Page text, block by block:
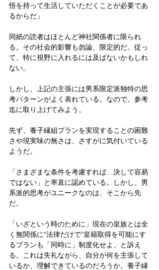
悟を持って生活していただくことが必要であ
るからだ」
同紙の読者はほとんど神社関係者に限られ
る。その社会的影響も勿論、限定的だ。従っ
て、特に視野に入れるには及ばないかもしれ
ない。
しかし、上記の主張には男系限定派独特の思
考パターンがよく表れている。なので、参考
迄に取り上げてみよう。
先ず、養子縁組プランを実現することの困難
さや現実味の無さは、さすがに気付いている
ようだ。
「さまざまな条件を考慮すれば…決して容易
ではない」と率直に認めている。しかし、男
系派的思考がユニークなのは、そこから先
だ。
「いざという時のために」現在の皇族とは全
く無関係に“法律だけで”皇籍取得を可能にす
るプランも「同時に」制度化せよ、と訴え
る。これは失礼ながら、自分が何を主張して
いるか、理解できているのだろうか。養子縁